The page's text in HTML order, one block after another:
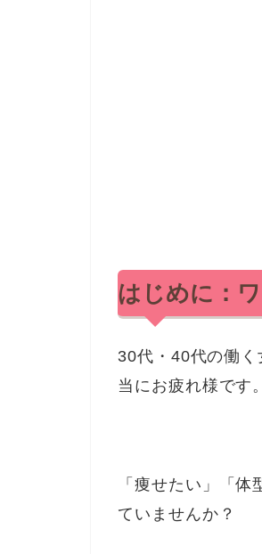
はじめに：
30代・40代の働
当にお疲れ様です。
「痩せたい」「
ていませんか？